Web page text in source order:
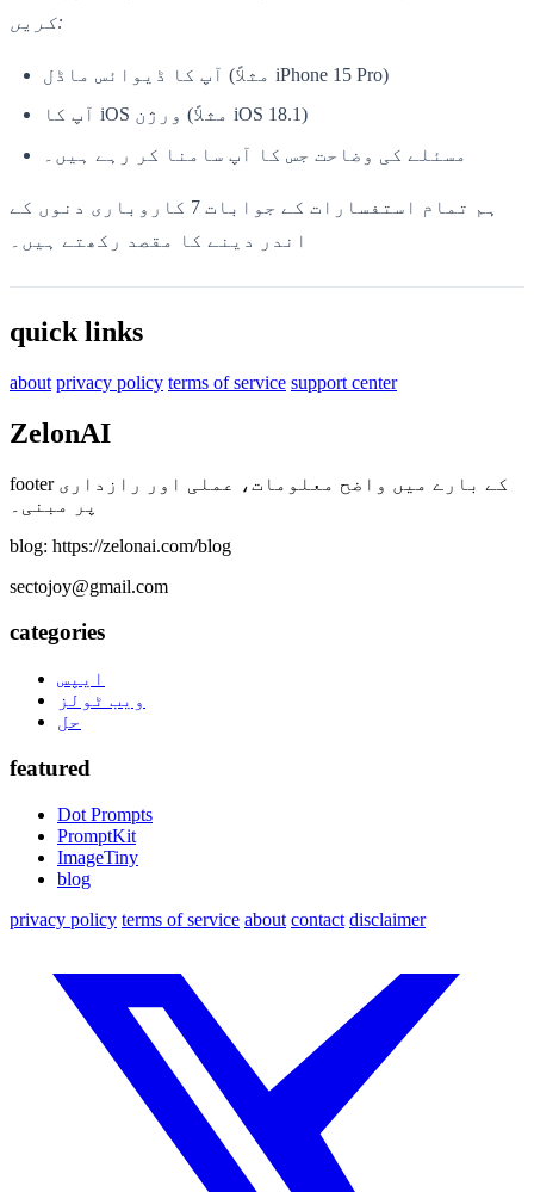
کریں:
آپ کا ڈیوائس ماڈل (مثلاً iPhone 15 Pro)
آپ کا iOS ورژن (مثلاً iOS 18.1)
مسئلے کی وضاحت جس کا آپ سامنا کر رہے ہیں۔
ہم تمام استفسارات کے جوابات 7 کاروباری دنوں کے
اندر دینے کا مقصد رکھتے ہیں۔
quick links
about privacy policy terms of service support center
ZelonAI
footer کے بارے میں واضح معلومات، عملی اور رازداری
پر مبنی۔
blog: https://zelonai.com/blog
sectojoy@gmail.com
categories
ایپس
ویب ٹولز
حل
featured
Dot Prompts
PromptKit
ImageTiny
blog
privacy policy terms of service about contact disclaimer